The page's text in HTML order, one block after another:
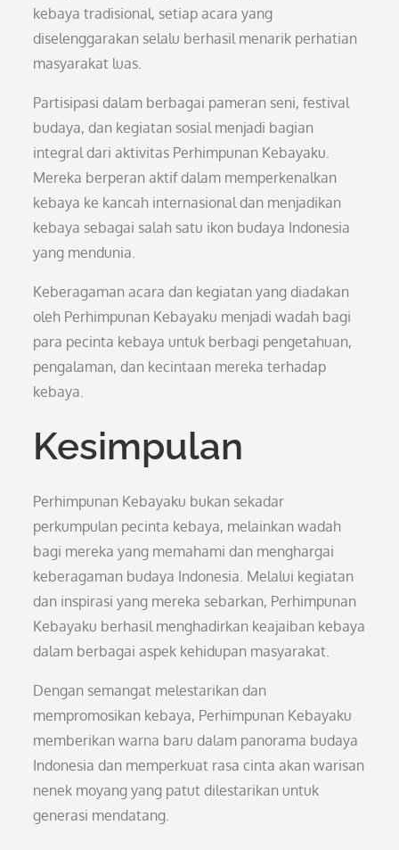
kebaya tradisional, setiap acara yang
diselenggarakan selalu berhasil menarik perhatian
masyarakat luas.
Partisipasi dalam berbagai pameran seni, festival
budaya, dan kegiatan sosial menjadi bagian
integral dari aktivitas Perhimpunan Kebayaku.
Mereka berperan aktif dalam memperkenalkan
kebaya ke kancah internasional dan menjadikan
kebaya sebagai salah satu ikon budaya Indonesia
yang mendunia.
Keberagaman acara dan kegiatan yang diadakan
oleh Perhimpunan Kebayaku menjadi wadah bagi
para pecinta kebaya untuk berbagi pengetahuan,
pengalaman, dan kecintaan mereka terhadap
kebaya.
Kesimpulan
Perhimpunan Kebayaku bukan sekadar
perkumpulan pecinta kebaya, melainkan wadah
bagi mereka yang memahami dan menghargai
keberagaman budaya Indonesia. Melalui kegiatan
dan inspirasi yang mereka sebarkan, Perhimpunan
Kebayaku berhasil menghadirkan keajaiban kebaya
dalam berbagai aspek kehidupan masyarakat.
Dengan semangat melestarikan dan
mempromosikan kebaya, Perhimpunan Kebayaku
memberikan warna baru dalam panorama budaya
Indonesia dan memperkuat rasa cinta akan warisan
nenek moyang yang patut dilestarikan untuk
generasi mendatang.